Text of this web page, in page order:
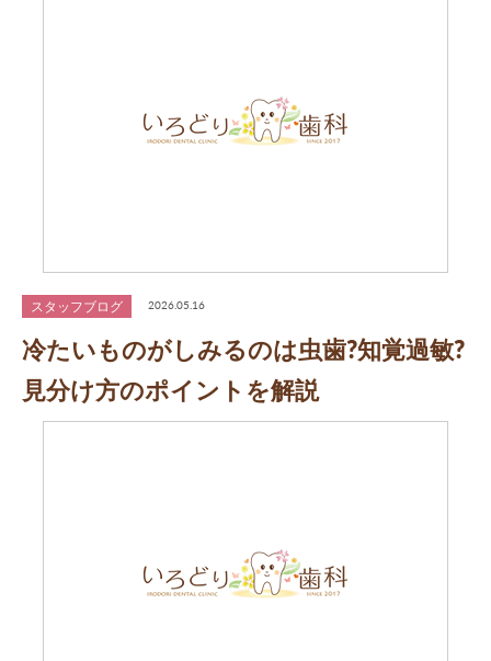
スタッフブログ 2026.05.16
冷たいものがしみるのは虫歯?知覚過敏?
見分け方のポイントを解説